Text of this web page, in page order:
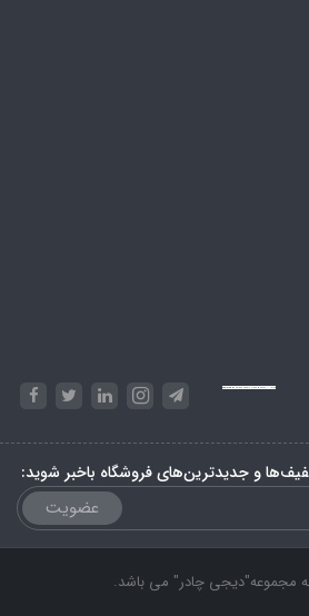
Powered by Embed Google Maps & Phase 10 rules
و جدیدترین‌های فروشگاه باخبر شوید:
عضویت
مجموعه"دیجی چادر" می باشد.